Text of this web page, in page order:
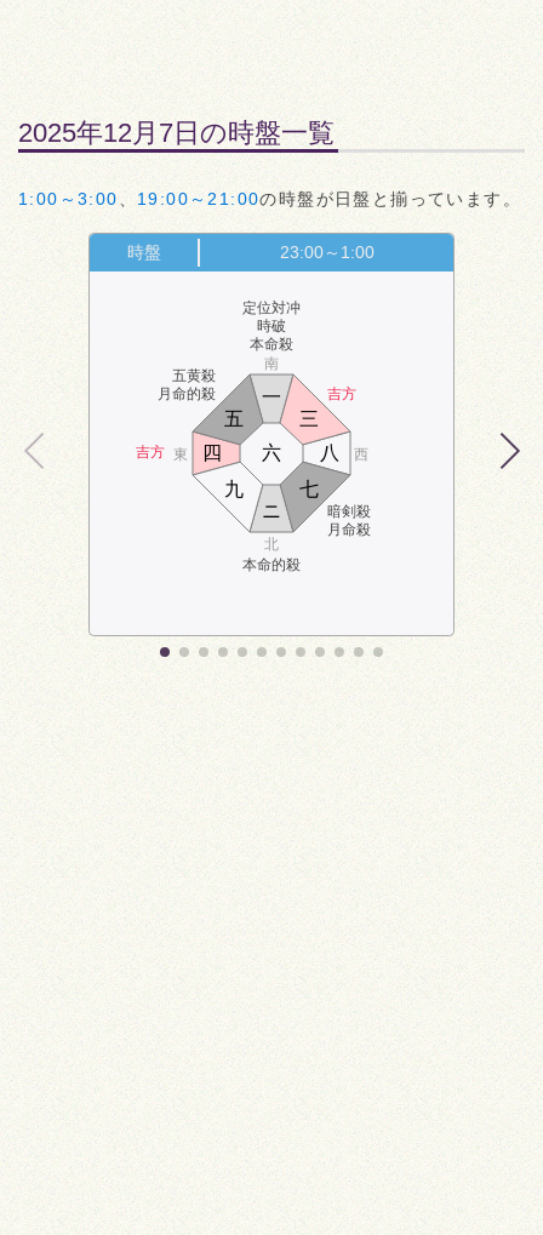
2025年12月7日の時盤一覧
1:00～3:00 19:00～21:00の時盤が日盤と揃っています。
時盤 23:00～1:00
五黄殺
月命的殺
定位対冲
時破
本命殺
吉方
吉方
本命的殺
暗剣殺
月命殺
南
北
東 西
ニ
三
四
五
六
七
八
九
一